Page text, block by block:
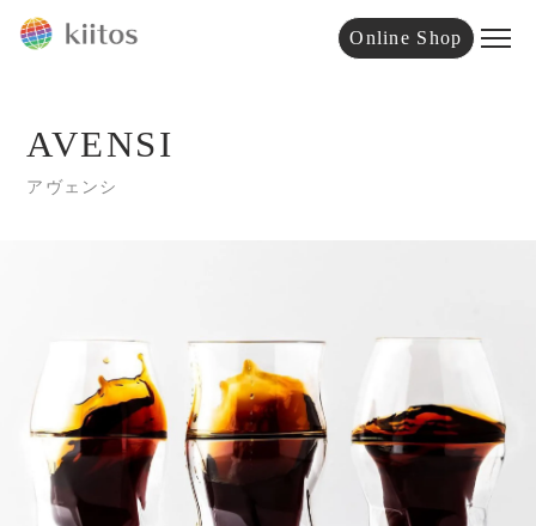
Online Shop
AVENSI
アヴェンシ